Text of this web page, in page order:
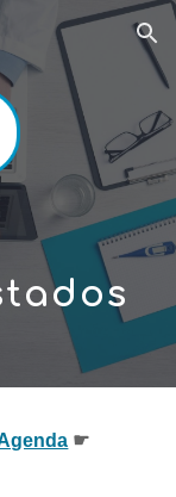
Skip to navigation